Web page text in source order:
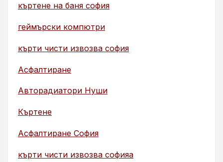
къртене на баня софия
геймърски компютри
кърти чисти извозва софия
Асфалтиране
Авторадиатори Нуши
Къртене
Асфалтиране София
кърти чисти извозва софияа